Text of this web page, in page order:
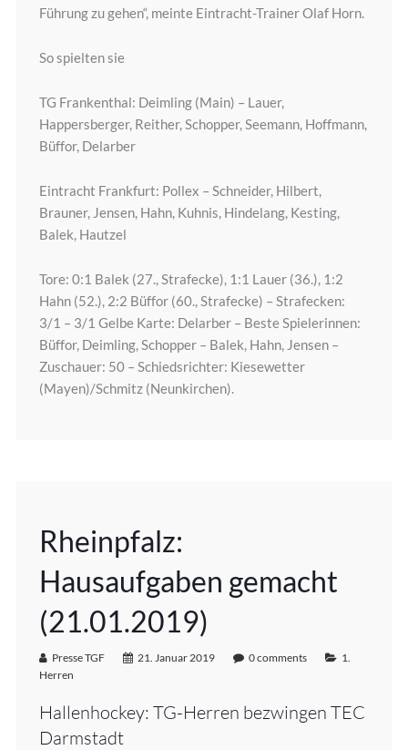
Führung zu gehen“, meinte Eintracht-Trainer Olaf Horn.
So spielten sie
TG Frankenthal: Deimling (Main) – Lauer,
Happersberger, Reither, Schopper, Seemann, Hoffmann,
Büffor, Delarber
Eintracht Frankfurt: Pollex – Schneider, Hilbert,
Brauner, Jensen, Hahn, Kuhnis, Hindelang, Kesting,
Balek, Hautzel
Tore: 0:1 Balek (27., Strafecke), 1:1 Lauer (36.), 1:2
Hahn (52.), 2:2 Büffor (60., Strafecke) – Strafecken:
3/1 – 3/1 Gelbe Karte: Delarber – Beste Spielerinnen:
Büffor, Deimling, Schopper – Balek, Hahn, Jensen –
Zuschauer: 50 – Schiedsrichter: Kiesewetter
(Mayen)/Schmitz (Neunkirchen).
Rheinpfalz:
Hausaufgaben gemacht
(21.01.2019)
Presse TGF 21. Januar 2019 0 comments
1.
Herren
Hallenhockey: TG-Herren bezwingen TEC
Darmstadt